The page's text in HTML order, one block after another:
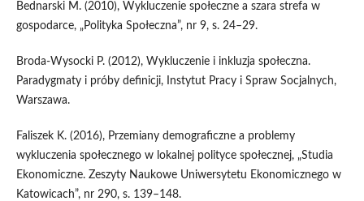
Bednarski M. (2010), Wykluczenie społeczne a szara strefa w
gospodarce, „Polityka Społeczna”, nr 9, s. 24–29.
Broda-Wysocki P. (2012), Wykluczenie i inkluzja społeczna.
Paradygmaty i próby definicji, Instytut Pracy i Spraw Socjalnych,
Warszawa.
Faliszek K. (2016), Przemiany demograficzne a problemy
wykluczenia społecznego w lokalnej polityce społecznej, „Studia
Ekonomiczne. Zeszyty Naukowe Uniwersytetu Ekonomicznego w
Katowicach”, nr 290, s. 139–148.